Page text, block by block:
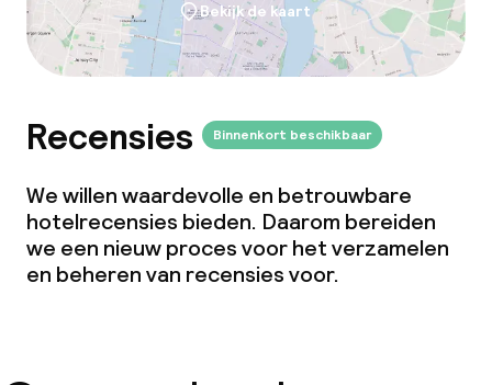
Bekijk de kaart
Recensies Binnenkort beschikbaar
We willen waardevolle en betrouwbare
hotelrecensies bieden. Daarom bereiden
we een nieuw proces voor het verzamelen
en beheren van recensies voor.